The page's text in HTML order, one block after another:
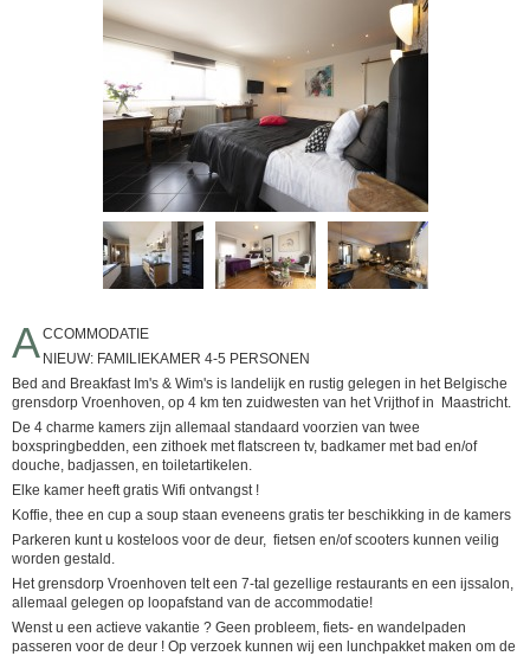
ACCOMMODATIE
NIEUW: FAMILIEKAMER 4-5 PERSONEN
Bed and Breakfast Im's & Wim's is landelijk en rustig gelegen in het Belgische
grensdorp Vroenhoven, op 4 km ten zuidwesten van het Vrijthof in Maastricht.
De 4 charme kamers zijn allemaal standaard voorzien van twee
boxspringbedden, een zithoek met flatscreen tv, badkamer met bad en/of
douche, badjassen, en toiletartikelen.
Elke kamer heeft gratis Wifi ontvangst !
Koffie, thee en cup a soup staan eveneens gratis ter beschikking in de kamers
Parkeren kunt u kosteloos voor de deur, fietsen en/of scooters kunnen veilig
worden gestald.
Het grensdorp Vroenhoven telt een 7-tal gezellige restaurants en een ijssalon,
allemaal gelegen op loopafstand van de accommodatie!
Wenst u een actieve vakantie ? Geen probleem, fiets- en wandelpaden
passeren voor de deur ! Op verzoek kunnen wij een lunchpakket maken om de